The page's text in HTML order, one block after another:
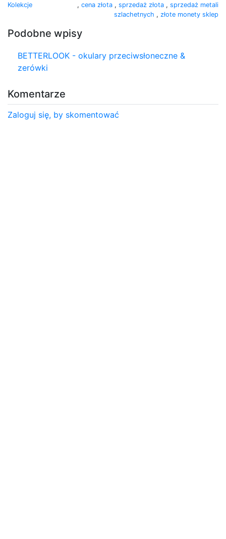
Kolekcje
, cena złota , sprzedaż złota , sprzedaż metali
szlachetnych , złote monety sklep
Podobne wpisy
BETTERLOOK - okulary przeciwsłoneczne &
zerówki
Komentarze
Zaloguj się, by skomentować